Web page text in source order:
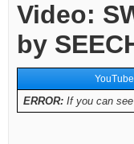
Video:
by
ERROR:If you can